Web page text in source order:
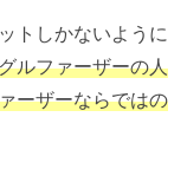
トしかないように
ルファーザーの人
ーザーならではの